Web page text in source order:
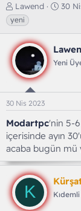
K
o
n
u
y
u
b
a
ş
a
t
a
Lawend
B
a
n
ç
r
i
h
30
yeni
Yeni
30 Nis 2023
Modartpc'nin 5-
içerisinde ayın
acaba bugün mü
K